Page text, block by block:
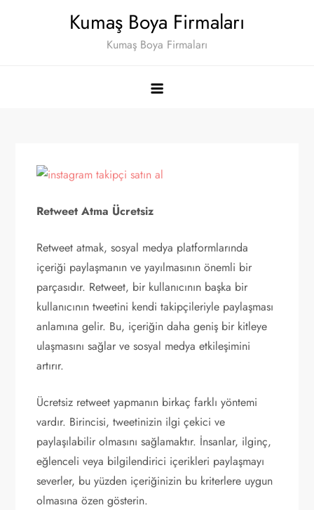
Kumaş Boya Firmaları
Kumaş Boya Firmaları
Retweet Atma Ücretsiz
Retweet atmak, sosyal medya platformlarında
içeriği paylaşmanın ve yayılmasının önemli bir
parçasıdır. Retweet, bir kullanıcının başka bir
kullanıcının tweetini kendi takipçileriyle paylaşması
anlamına gelir. Bu, içeriğin daha geniş bir kitleye
ulaşmasını sağlar ve sosyal medya etkileşimini
artırır.
Ücretsiz retweet yapmanın birkaç farklı yöntemi
vardır. Birincisi, tweetinizin ilgi çekici ve
paylaşılabilir olmasını sağlamaktır. İnsanlar, ilginç,
eğlenceli veya bilgilendirici içerikleri paylaşmayı
severler, bu yüzden içeriğinizin bu kriterlere uygun
olmasına özen gösterin.